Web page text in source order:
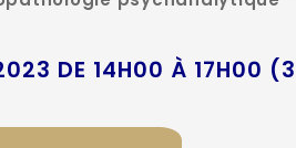
2023 DE 14H00 À 17H00